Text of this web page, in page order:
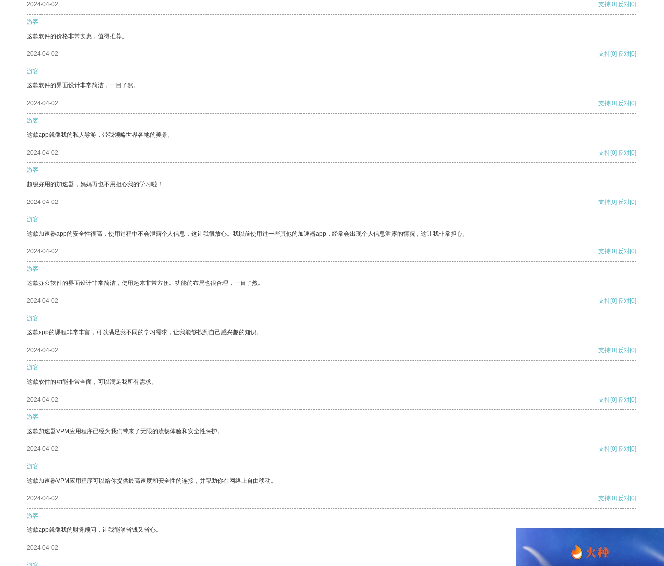
2024-04-02 支持[0] 反对[0]
游客
这款软件的价格非常实惠，值得推荐。
2024-04-02 支持[0] 反对[0]
游客
这款软件的界面设计非常简洁，一目了然。
2024-04-02 支持[0] 反对[0]
游客
这款app就像我的私人导游，带我领略世界各地的美景。
2024-04-02 支持[0] 反对[0]
游客
超级好用的加速器，妈妈再也不用担心我的学习啦！
2024-04-02 支持[0] 反对[0]
游客
这款加速器app的安全性很高，使用过程中不会泄露个人信息，这让我很放心。我以前使用过一些其他的加速器app，经常会出现个人信息泄露的情况，这让我非常担心。
2024-04-02 支持[0] 反对[0]
游客
这款办公软件的界面设计非常简洁，使用起来非常方便。功能的布局也很合理，一目了然。
2024-04-02 支持[0] 反对[0]
游客
这款app的课程非常丰富，可以满足我不同的学习需求，让我能够找到自己感兴趣的知识。
2024-04-02 支持[0] 反对[0]
游客
这款软件的功能非常全面，可以满足我所有需求。
2024-04-02 支持[0] 反对[0]
游客
这款加速器VPM应用程序已经为我们带来了无限的流畅体验和安全性保护。
2024-04-02 支持[0] 反对[0]
游客
这款加速器VPM应用程序可以给你提供最高速度和安全性的连接，并帮助你在网络上自由移动。
2024-04-02 支持[0] 反对[0]
游客
这款app就像我的财务顾问，让我能够省钱又省心。
2024-04-02 支持